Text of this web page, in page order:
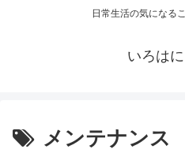
日常生活の気になる
いろは
メンテナンス